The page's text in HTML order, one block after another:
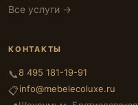
Все услуги →
КОНТАКТЫ
📞8 495 181-19-91
📋info@mebelecoluxe.ru